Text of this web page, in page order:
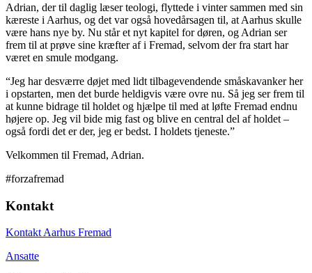
Adrian, der til daglig læser teologi, flyttede i vinter sammen med sin
kæreste i Aarhus, og det var også hovedårsagen til, at Aarhus skulle
være hans nye by. Nu står et nyt kapitel for døren, og Adrian ser
frem til at prøve sine kræfter af i Fremad, selvom der fra start har
været en smule modgang.
“Jeg har desværre døjet med lidt tilbagevendende småskavanker her
i opstarten, men det burde heldigvis være ovre nu. Så jeg ser frem til
at kunne bidrage til holdet og hjælpe til med at løfte Fremad endnu
højere op. Jeg vil bide mig fast og blive en central del af holdet –
også fordi det er der, jeg er bedst. I holdets tjeneste.”
Velkommen til Fremad, Adrian.
#forzafremad
Kontakt
Kontakt Aarhus Fremad
Ansatte